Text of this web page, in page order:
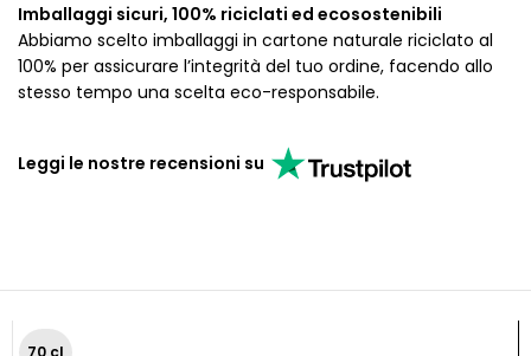
Imballaggi sicuri, 100% riciclati ed ecosostenibili
Abbiamo scelto imballaggi in cartone naturale riciclato al
100% per assicurare l’integrità del tuo ordine, facendo allo
stesso tempo una scelta eco-responsabile.
Leggi le nostre recensioni su
70 cl